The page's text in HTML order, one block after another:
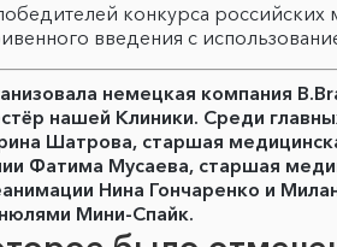
конкурса
введения с
немецкая компания
нашей Клиники. Среди
Шатрова, старшая
Фатима Мусаева, старшая
Нина Гончаренко и
Мини-Спайк.